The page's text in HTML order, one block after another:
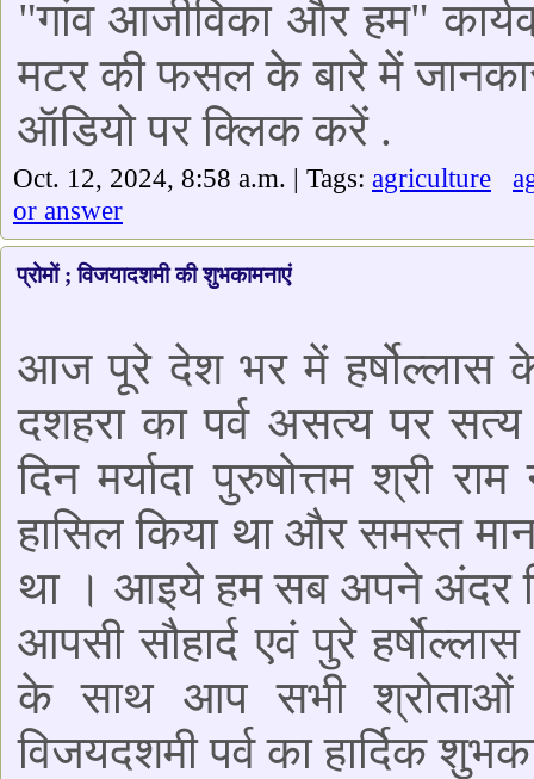
"गांव आजीविका और हम"
मटर की फसल के बारे में
ऑडियो पर क्लिक करें .
Oct. 12, 2024, 8:58 a.m. | Tags: agriculture
or answer
प्रोमों ; विजयादशमी की शुभकामनाएं
आज पूरे देश भर में हर्षोल्लास
दशहरा का पर्व असत्य पर
दिन मर्यादा पुरुषोत्तम श्री
हासिल किया था और समस्त
था । आइये हम सब अपने अंदर
आपसी सौहार्द एवं पुरे
के साथ आप सभी श्रोताओं
विजयदशमी पर्व का हार्दिक